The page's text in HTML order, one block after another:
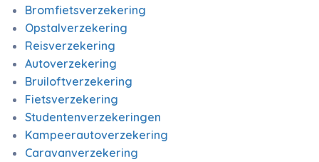
Bromfietsverzekering
Opstalverzekering
Reisverzekering
Autoverzekering
Bruiloftverzekering
Fietsverzekering
Studentenverzekeringen
Kampeerautoverzekering
Caravanverzekering